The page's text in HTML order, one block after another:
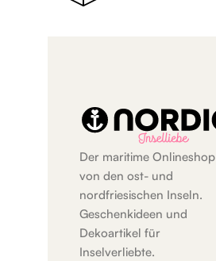
Der maritime Onlineshop
von den ost- und
nordfriesischen Inseln.
Geschenkideen und
Dekoartikel für
Inselverliebte.